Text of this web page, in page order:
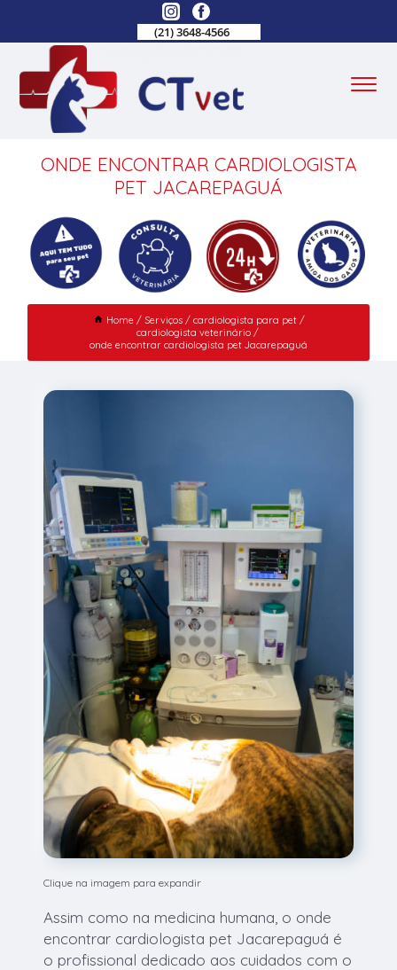
(21) 3648-4566
ONDE ENCONTRAR CARDIOLOGISTA
PET JACAREPAGUÁ
Home Serviços
cardiologista para pet
cardiologista veterinário
onde encontrar cardiologista pet Jacarepaguá
Clique na imagem para expandir
Assim como na medicina humana, o onde
encontrar cardiologista pet Jacarepaguá é
o profissional dedicado aos cuidados com o